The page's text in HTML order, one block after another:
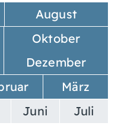
August
Oktober
Dezember
März
Juni Juli